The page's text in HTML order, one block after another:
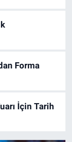
Forma
İçin Tarih